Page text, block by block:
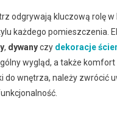
odgrywają kluczową rolę w
każdego pomieszczenia.
, dywanyczy dekoracje
wygląd, a także
do wnętrza, należy zwrócić